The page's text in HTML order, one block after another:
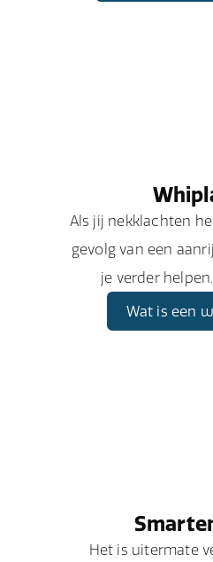
Als jij nekklachten
gevolg van een
je verder
Wat is een
Het is uitermate